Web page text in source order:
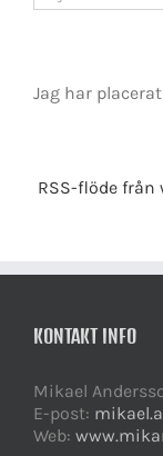
Jag har
RSS-flöde från
KONTAKT INFO
Mikael
E-post:
Web: